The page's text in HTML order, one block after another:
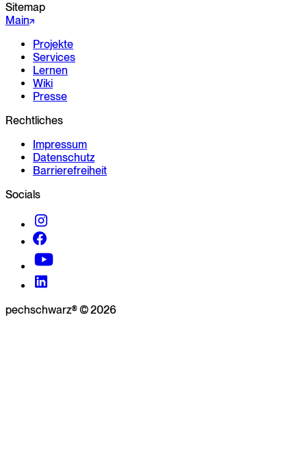
Sitemap
Main
Projekte
Services
Lernen
Wiki
Presse
Rechtliches
Impressum
Datenschutz
Barrierefreiheit
Socials
pechschwarz® © 2026